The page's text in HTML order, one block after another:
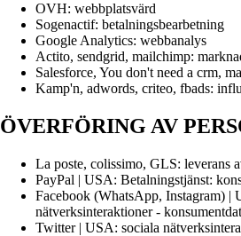
OVH: webbplatsvärd
Sogenactif: betalningsbearbetning
Google Analytics: webbanalys
Actito, sendgrid, mailchimp:
Salesforce, You don't need a crm,
Kamp'n, adwords, criteo, fbads:
ÖVERFÖRING AV
La poste, colissimo, GLS: leverans
PayPal | USA: Betalningstjänst:
Facebook (WhatsApp, Instagram) |
nätverksinteraktioner -
Twitter | USA: sociala